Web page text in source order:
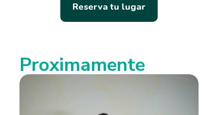
Reserva tu lugar
Proximamente